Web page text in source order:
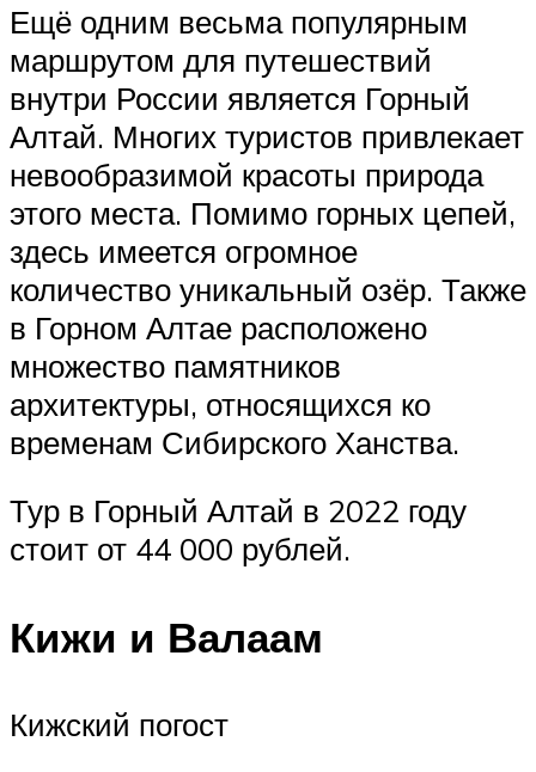
Ещё одним весьма популярным
маршрутом для путешествий
внутри России является Горный
Алтай. Многих туристов привлекает
невообразимой красоты природа
этого места. Помимо горных цепей,
здесь имеется огромное
количество уникальный озёр. Также
в Горном Алтае расположено
множество памятников
архитектуры, относящихся ко
временам Сибирского Ханства.
Тур в Горный Алтай в 2022 году
стоит от 44 000 рублей.
Кижи и Валаам
Кижский погост